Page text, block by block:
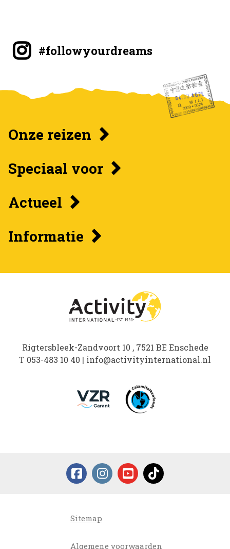
#followyourdreams
Onze reizen
Speciaal voor
Actueel
Informatie
Rigtersbleek-Zandvoort 10 , 7521 BE Enschede
T 053-483 10 40 | info@activityinternational.nl
Sitemap
Algemene voorwaarden